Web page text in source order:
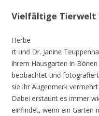
Vielfältige Tierwelt
Herbe
rt und Dr. Janine
ihrem Hausgarten in
beobachtet und
sie ihr Augenmerk
Dabei erstaunt es immer
einfindet, wenn ein Garten